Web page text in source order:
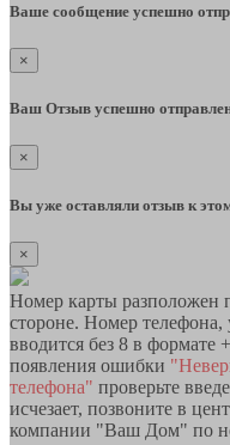
Ваше сообщение успешно
×
Ваш Отзыв успешно
×
Вы уже оставляли отзыв к
×
Номер карты разположен
стороне. Номер
вводится без 8 в формате
появления ошибки
телефона" проверьте
исчезает, позвоните в
компании "Ваш Дом" по